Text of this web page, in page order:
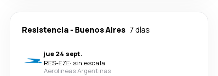
Resistencia- Buenos Aires 7 días
jue 24 sept.
RES-EZE· sin escala
Aerolineas Argentinas